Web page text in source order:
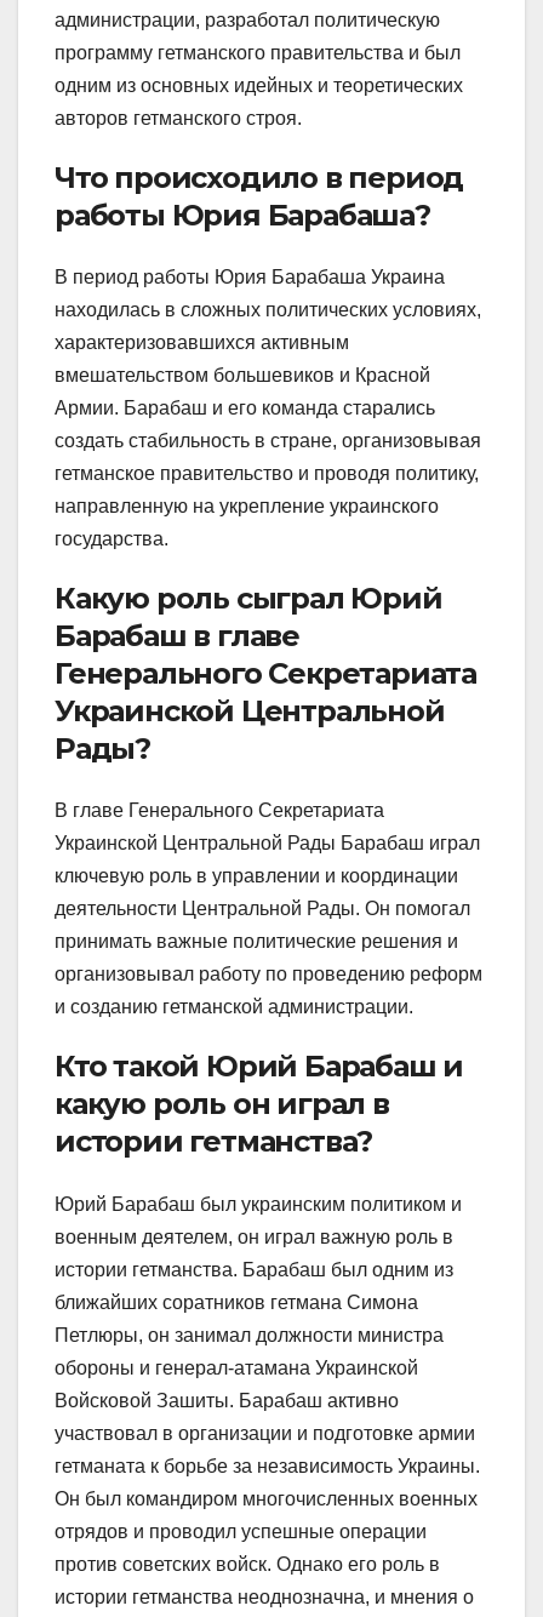
администрации, разработал политическую
программу гетманского правительства и был
одним из основных идейных и теоретических
авторов гетманского строя.
Что происходило в период
работы Юрия Барабаша?
В период работы Юрия Барабаша Украина
находилась в сложных политических условиях,
характеризовавшихся активным
вмешательством большевиков и Красной
Армии. Барабаш и его команда старались
создать стабильность в стране, организовывая
гетманское правительство и проводя политику,
направленную на укрепление украинского
государства.
Какую роль сыграл Юрий
Барабаш в главе
Генерального Секретариата
Украинской Центральной
Рады?
В главе Генерального Секретариата
Украинской Центральной Рады Барабаш играл
ключевую роль в управлении и координации
деятельности Центральной Рады. Он помогал
принимать важные политические решения и
организовывал работу по проведению реформ
и созданию гетманской администрации.
Кто такой Юрий Барабаш и
какую роль он играл в
истории гетманства?
Юрий Барабаш был украинским политиком и
военным деятелем, он играл важную роль в
истории гетманства. Барабаш был одним из
ближайших соратников гетмана Симона
Петлюры, он занимал должности министра
обороны и генерал-атамана Украинской
Войсковой Зашиты. Барабаш активно
участвовал в организации и подготовке армии
гетманата к борьбе за независимость Украины.
Он был командиром многочисленных военных
отрядов и проводил успешные операции
против советских войск. Однако его роль в
истории гетманства неоднозначна, и мнения о